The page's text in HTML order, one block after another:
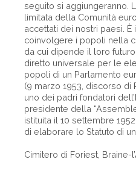
seguito si aggiungeranno.
limitata della Comunità
accettati dei nostri paesi.
coinvolgere i popoli nella
da cui dipende il loro
diretto universale per le
popoli di un Parlamento
(9 marzo 1953, discorso di
uno dei padri fondatori
presidente della
istituita il 10 settembre
di elaborare lo Statuto di
Cimitero di Foriest, Braine-